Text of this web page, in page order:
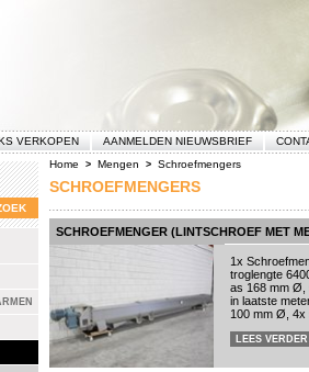
VERKOPEN AANMELDEN NIEUWSBRIEF
Home > Mengen > Schroefmengers
SCHROEFMENGERS
SCHROEFMENGER (LINTSCHROEF MET
1x
troglengte
as 168 mm Ø,
in laatste
100 mm Ø, 4x
LEES VERDER